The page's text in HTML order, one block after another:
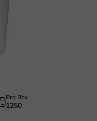
Pro Box
1250